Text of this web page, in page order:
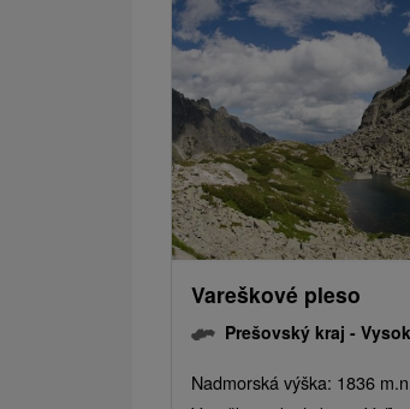
Vareškové pleso
Prešovský kraj -
Nadmorská výška: 1836